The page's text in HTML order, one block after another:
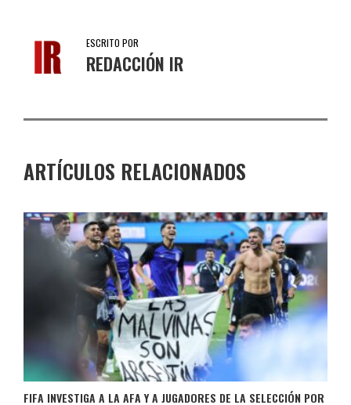
ESCRITO POR
REDACCIÓN IR
ARTÍCULOS RELACIONADOS
FIFA INVESTIGA A LA AFA Y A JUGADORES DE LA SELECCIÓN POR